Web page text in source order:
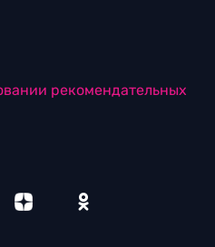
рекомендательных